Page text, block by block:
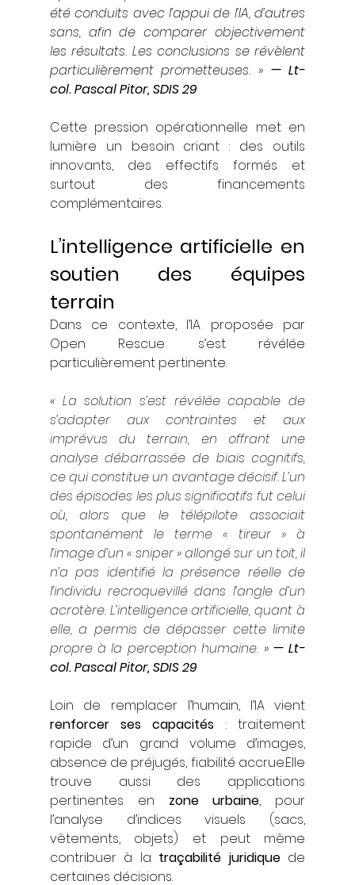
été conduits avec l’appui de l’IA, d’autres
sans, afin de comparer objectivement
les résultats. Les conclusions se révèlent
particulièrement prometteuses. » — Lt-
col. Pascal Pitor, SDIS 29
Cette pression opérationnelle met en
lumière un besoin criant : des outils
innovants, des effectifs formés et
surtout des financements
complémentaires.
L’intelligence artificielle en
soutien des équipes
terrain
Dans ce contexte, l’IA proposée par
Open Rescue s’est révélée
particulièrement pertinente.
« La solution s’est révélée capable de
s’adapter aux contraintes et aux
imprévus du terrain, en offrant une
analyse débarrassée de biais cognitifs,
ce qui constitue un avantage décisif. L’un
des épisodes les plus significatifs fut celui
où, alors que le télépilote associait
spontanément le terme « tireur » à
l’image d’un « sniper » allongé sur un toit, il
n’a pas identifié la présence réelle de
l’individu recroquevillé dans l’angle d’un
acrotère. L’intelligence artificielle, quant à
elle, a permis de dépasser cette limite
propre à la perception humaine. » — Lt-
col. Pascal Pitor, SDIS 29
renforcer ses capacités : traitement
rapide d’un grand volume d’images,
absence de préjugés, fiabilité accrue.Elle
trouve aussi des applications
pertinentes en zone urbaine, pour
l’analyse d’indices visuels (sacs,
vêtements, objets) et peut même
contribuer à la traçabilité juridique de
certaines décisions.